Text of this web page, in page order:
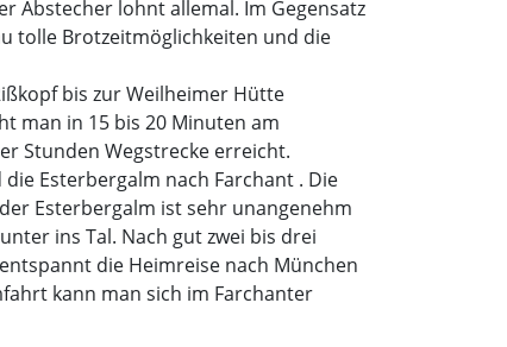
Abstecher lohnt allemal. Im Gegensatz
tolle Brotzeitmöglichkeiten und die
bis zur Weilheimer Hütte
man in 15 bis 20 Minuten am
Stunden Wegstrecke erreicht.
Esterbergalm nach Farchant . Die
Esterbergalm ist sehr unangenehm
ins Tal. Nach gut zwei bis drei
die Heimreise nach München
kann man sich im Farchanter